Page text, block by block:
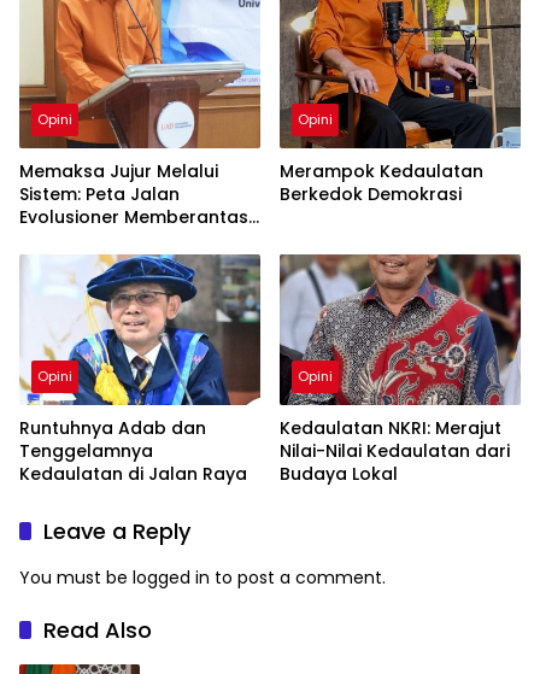
Opini
Memaksa Jujur Melalui
Sistem: Peta Jalan
Evolusioner Memberantas
Opini
Merampok Kedaulatan
Berkedok Demokrasi
Opini
Runtuhnya Adab dan
Tenggelamnya
Kedaulatan di Jalan Raya
Opini
Kedaulatan NKRI: Merajut
Nilai-Nilai Kedaulatan dari
Budaya Lokal
Leave a Reply
You must be logged in to post a comment.
Read Also